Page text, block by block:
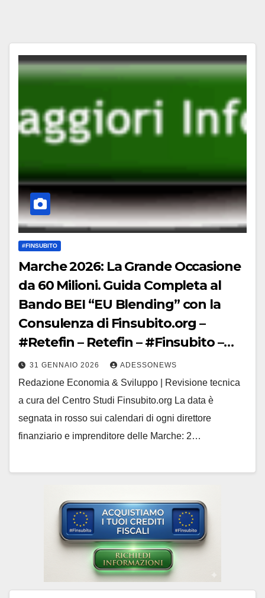
#FINSUBITO
Marche 2026: La Grande Occasione
da 60 Milioni. Guida Completa al
Bando BEI “EU Blending” con la
Consulenza di Finsubito.org –
#Retefin – Retefin – #Finsubito –
Finsubito – #Adessonews –
#Adessonews – #Finsubito –
Adessonews
31 GENNAIO 2026 ADESSONEWS
Redazione Economia & Sviluppo | Revisione tecnica
a cura del Centro Studi Finsubito.org La data è
segnata in rosso sui calendari di ogni direttore
finanziario e imprenditore delle Marche: 2…